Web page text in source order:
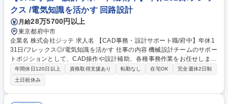
務
クス /電気知識を活かす 回路設計
月給28万5700円以上
東京都府中市
企業名 株式会社ジッテ 求人名 【CAD事務・設計サポート職/府中】年休1
31日/フレックス◎/電気知識を活かす 仕事の内容 機械設計チームのサポー
トポジションとして、CAD操作や設計補助、各種事務作業をお任せしま
す！設計メインではなく、設計者のサポート業務や事務寄りの対応が中心
となります。 【具体的な業務内容】■出図対応 ■簡単な図面修正 ■データ
整理 ■ルーチン見積作成 ■設計補助業務 ■その他付随する事務作業 募集職
種 【CAD事務・設計サポート職/府中】年休131日/フレックス◎/電気知識
年間休日120日以上 資格取得支援あり 転勤なし 在宅OK
完全週休2日制
土日祝休み